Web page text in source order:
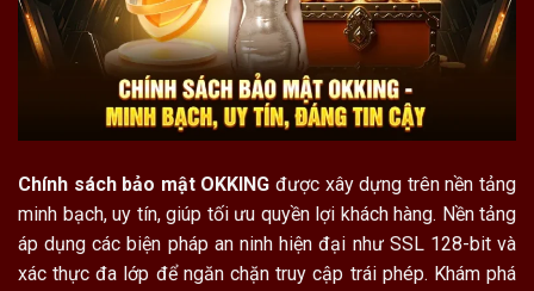
Chính sách bảo mật OKKING được xây dựng trên nền tảng
minh bạch, uy tín, giúp tối ưu quyền lợi khách hàng. Nền tảng
áp dụng các biện pháp an ninh hiện đại như SSL 128-bit và
xác thực đa lớp để ngăn chặn truy cập trái phép. Khám phá